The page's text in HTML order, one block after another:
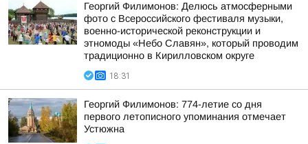
Георгий Филимонов: Делюсь атмосферными
фото с Всероссийского фестиваля музыки,
военно-исторической реконструкции и
этномоды «Небо Славян», который проводим
традиционно в Кирилловском округе
18:31
Георгий Филимонов: 774-летие со дня
первого летописного упоминания отмечает
Устюжна